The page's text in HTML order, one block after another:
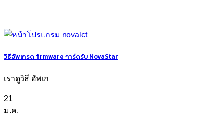
วิธีอัพเกรด firmware การ์ดรับ NovaStar
เราดูวิธี อัพเก
21
ม.ค.